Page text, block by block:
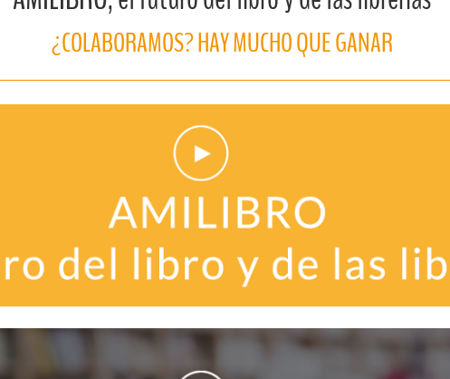
¿COLABORAMOS? HAY MUCHO QUE GANAR